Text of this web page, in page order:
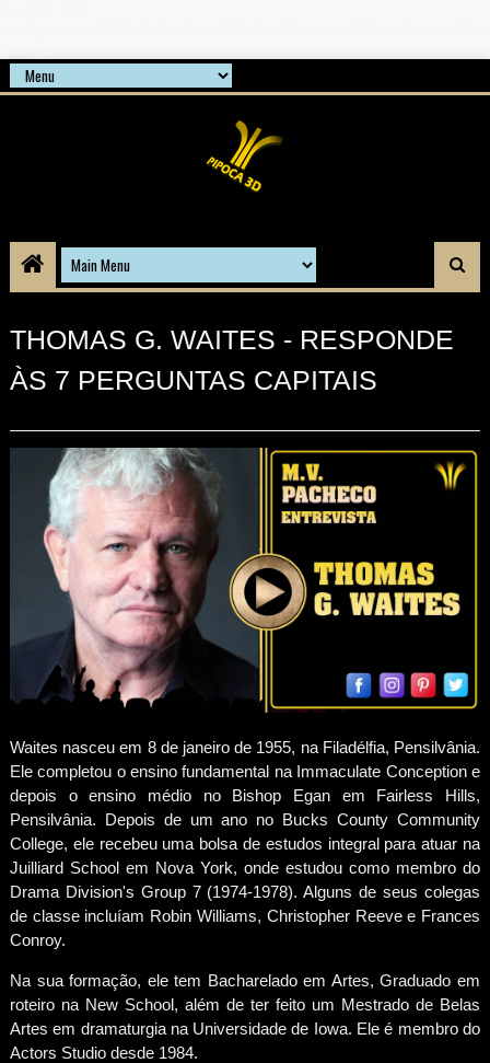
THOMAS G. WAITES - RESPONDE
ÀS 7 PERGUNTAS CAPITAIS
Waites nasceu em 8 de janeiro de 1955, na Filadélfia, Pensilvânia.
Ele completou o ensino fundamental na Immaculate Conception e
depois o ensino médio no Bishop Egan em Fairless Hills,
Pensilvânia. Depois de um ano no Bucks County Community
College, ele recebeu uma bolsa de estudos integral para atuar na
Juilliard School em Nova York, onde estudou como membro do
Drama Division's Group 7 (1974-1978). Alguns de seus colegas
de classe incluíam Robin Williams, Christopher Reeve e Frances
Conroy.
Na sua formação, ele tem Bacharelado em Artes, Graduado em
roteiro na New School, além de ter feito um Mestrado de Belas
Artes em dramaturgia na Universidade de Iowa. Ele é membro do
Actors Studio desde 1984.